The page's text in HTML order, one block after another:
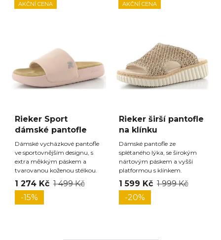
AKČNÍ CENA
Rieker Sport
dámské pantofle
Dámské vycházkové pantofle
ve sportovnějším designu, s
extra měkkým páskem a
tvarovanou koženou stélkou.
1 274 Kč 1 499 Kč
-15%
AKČNÍ CENA
Rieker širší pantofle
na klínku
Dámské pantofle ze
splétaného lýka, se širokým
nártovým páskem a vyšší
platformou s klínkem.
1 599 Kč 1 999 Kč
-20%